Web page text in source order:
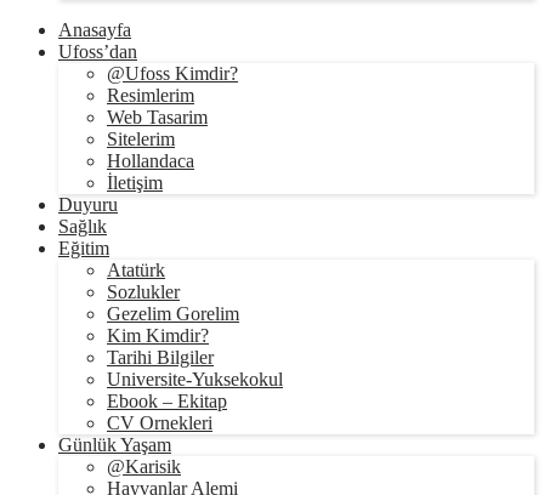
Anasayfa
Ufoss’dan
@Ufoss Kimdir?
Resimlerim
Web Tasarim
Sitelerim
Hollandaca
İletişim
Duyuru
Sağlık
Eğitim
Atatürk
Sozlukler
Gezelim Gorelim
Kim Kimdir?
Tarihi Bilgiler
Universite-Yuksekokul
Ebook – Ekitap
CV Ornekleri
Günlük Yaşam
@Karisik
Hayvanlar Alemi